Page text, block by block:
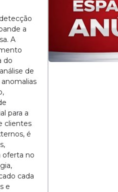
a
A
do
de
para a
clientes
é
oferta no
cada
e